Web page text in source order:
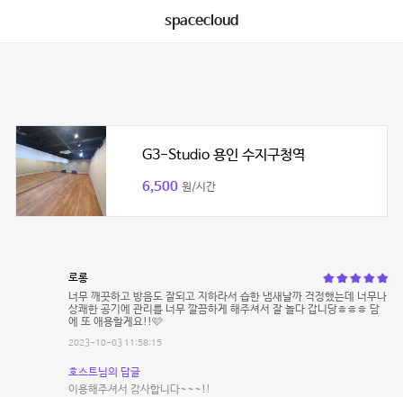
spacecloud
G3-Studio 용인 수지구청역
6,500 원/시간
로롱
너무 깨끗하고 방음도 잘되고 지하라서 습한 냄새날까 걱정했는데 너무나
상쾌한 공기에 관리를 너무 깔끔하게 해주셔서 잘 놀다 갑니당ㅎㅎㅎ 담
에 또 애용할게요!!🩷
2023-10-03 11:58:15
호스트님의 답글
이용해주셔서 감사합니다~~~!!